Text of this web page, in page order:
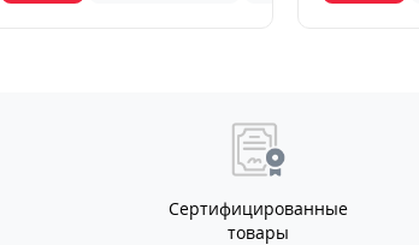
Сертифицированные
товары